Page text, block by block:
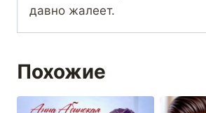
давно жалеет.
Похожие